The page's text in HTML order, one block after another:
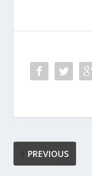
PREVIOUS